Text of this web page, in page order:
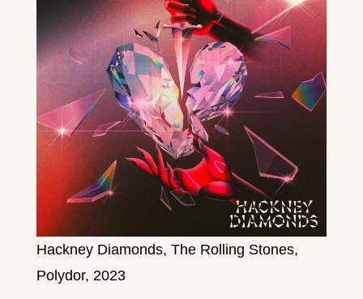
Hackney Diamonds, The Rolling Stones,
Polydor, 2023